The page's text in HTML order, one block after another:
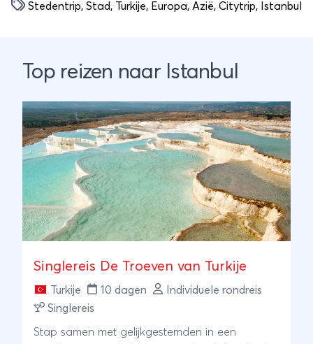
Stedentrip, Stad, Turkije, Europa, Azië, Citytrip, Istanbul
Top reizen naar Istanbul
Singlereis De Troeven van Turkije
Turkije 10 dagen
Individuele rondreis
Singlereis
Stap samen met gelijkgestemden in een